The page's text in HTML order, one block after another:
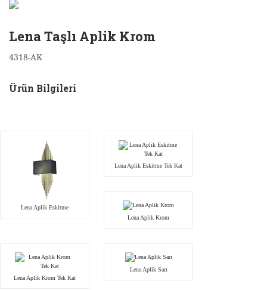
Lena Taşlı Aplik Krom
4318-AK
Ürün Bilgileri
Lena Aplik Eskitme
Lena Aplik Eskitme Tek Kat
Lena Aplik Krom
Lena Aplik Krom Tek Kat
Lena Aplik Sarı